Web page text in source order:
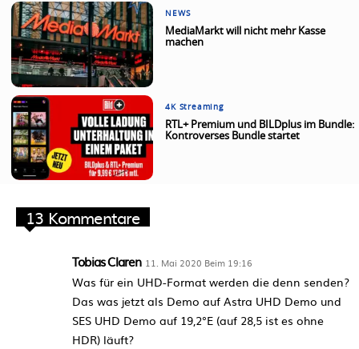
NEWS
MediaMarkt will nicht mehr Kasse
machen
4K Streaming
RTL+ Premium und BILDplus im Bundle:
Kontroverses Bundle startet
13 Kommentare
Tobias Claren 11. Mai 2020 Beim 19:16
Was für ein UHD-Format werden die denn senden?
Das was jetzt als Demo auf Astra UHD Demo und
SES UHD Demo auf 19,2°E (auf 28,5 ist es ohne
HDR) läuft?